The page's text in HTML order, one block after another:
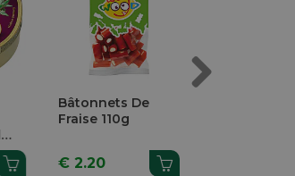
Bâtonnets De
Fraise 110g
€ 2.20